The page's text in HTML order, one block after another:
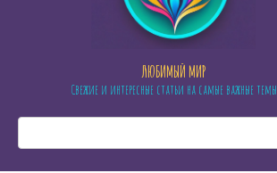
ЛЮБИМЫЙ МИР
Свежие и интересные статьи на самые важные темы